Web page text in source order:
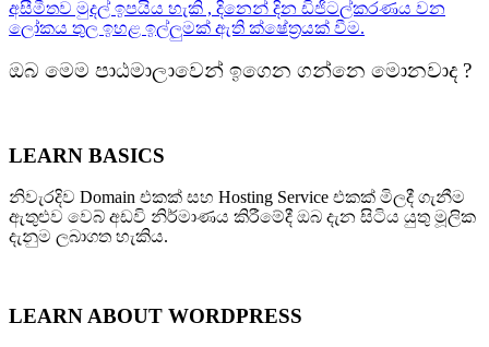
අසීමීතව මුදල් ඉපයිය හැකි , දිනෙන් දින ඩිජිටල්කරණය වන
ලෝකය තුල ඉහළ ඉල්ලුමක් ඇති ක්ෂේත්‍රයක් වීම.
ඔබ මෙම පාඨමාලාවෙන් ඉගෙන ගන්නෙ මොනවාද ?
LEARN BASICS
නිවැරදිව Domain එකක් සහ Hosting Service එකක් මිලදී ගැනීම
ඇතුළුව වෙබ් අඩවි නිර්මාණය කිරීමේදී ඔබ දැන සිටිය යුතු මූලික
දැනුම ලබාගත හැකිය.
LEARN ABOUT WORDPRESS